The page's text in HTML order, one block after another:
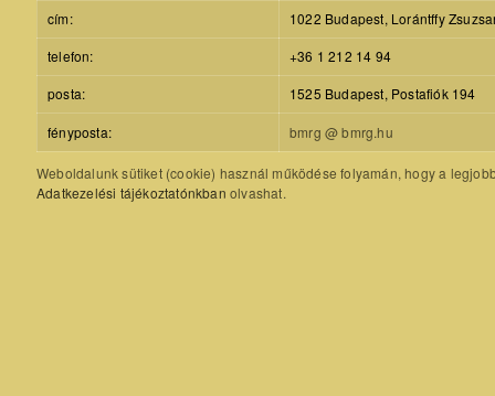
cím:
1022 Budapest, Lorántffy
telefon:
+36 1 212 14 94
posta:
1525 Budapest, Postafiók 194
fényposta: bmrg @ bmrg.hu
Weboldalunk sütiket (cookie) használ működése folyamán, hogy a
Adatkezelési tájékoztatónkban olvashat.